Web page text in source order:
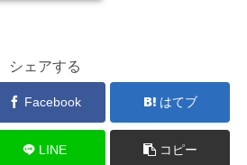
シェアする
Facebook はてブ
LINE コピー